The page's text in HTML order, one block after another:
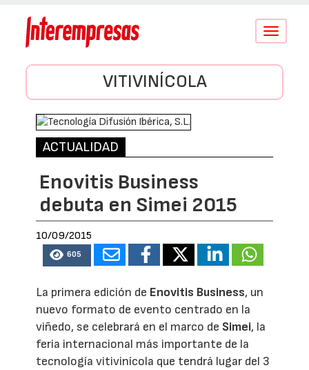
Conmutar
VITIVINÍCOLA
ACTUALIDAD
Enovitis Business
debuta en Simei 2015
10/09/2015
605
La primera edición de Enovitis Business, un
nuevo formato de evento centrado en la
viñedo, se celebrará en el marco de Simei, la
feria internacional más importante de la
tecnología vitivinícola que tendrá lugar del 3